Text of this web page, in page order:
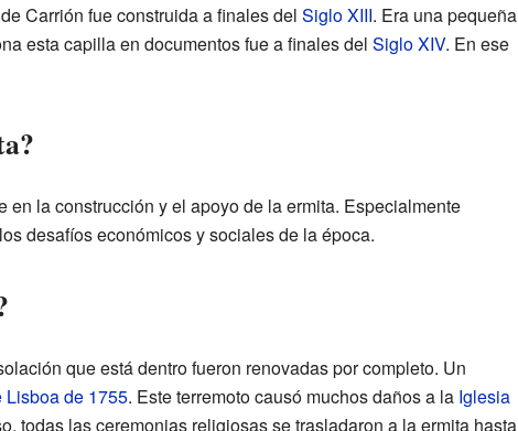
Carrión fue construida a finales del Siglo XIII. Era una pequeña
esta capilla en documentos fue a finales del Siglo XIV. En ese
la construcción y el apoyo de la ermita. Especialmente
desafíos económicos y sociales de la época.
que está dentro fueron renovadas por completo. Un
Lisboa de 1755. Este terremoto causó muchos daños a la Iglesia
todas las ceremonias religiosas se trasladaron a la ermita hasta